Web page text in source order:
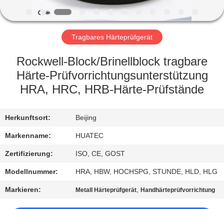
FABRIK-
AUSFLUG
QUALITÄTSKONTROLLE
SIE
MIT
UNS
IN
VERBINDUNG
Tragbares Härteprüfgerät
Rockwell-Block/Brinellblock tragbare
Härte-Prüfvorrichtungsunterstützung
HRA, HRC, HRB-Härte-Prüfstände
Herkunftsort: Beijing
Markenname: HUATEC
Zertifizierung: ISO, CE, GOST
Modellnummer: HRA, HBW, HOCHSPG, STUNDE, HLD, HLG
Markieren: Metall Härteprüfgerät,Handhärteprüfvorrichtung